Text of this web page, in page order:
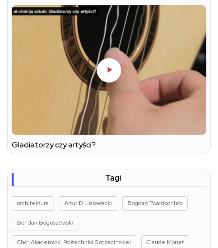
Gladiatorzy czy artyści?
Tagi
architektura Artur D. Liskowacki Bogdan Twardochleb
Bohdan Boguszewski
Chór Akademicki Politechniki Szczecinskiej Claude Monet